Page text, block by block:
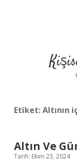
Etiket:Altının
Altın Ve
Tarih: Ekim 23, 2024